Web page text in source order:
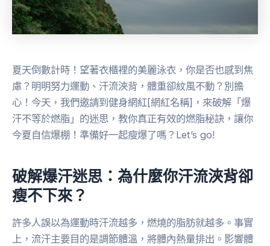
夏天倒數計時！望著衣櫃裡的美麗泳衣，你是否也感到焦
慮？明明努力運動、汗流浹背，體重卻紋風不動？別擔
心！今天，我們邀請到健身網紅[網紅名稱]，來破解「爆
汗不等於燃脂」的迷思，教你真正有效的燃脂秘訣，讓你
今夏自信爆棚！準備好一起瘦爆了嗎？Let’s go!
破解爆汗迷思：為什麼你汗流浹背卻
瘦不下來？
許多人誤以為運動時汗流越多，燃燒的脂肪就越多。事實
上，流汗主要目的是調節體溫，將體內熱量排出。影響體